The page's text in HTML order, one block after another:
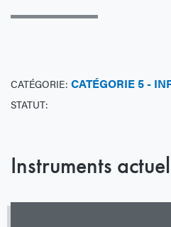
CATÉGORIE: CATÉGORIE 5 -
STATUT:
Instruments